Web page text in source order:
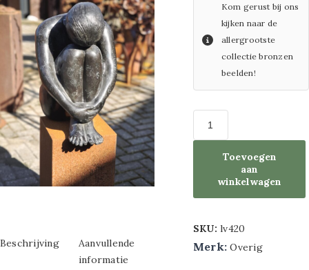
Zijden
boeketten
Overige
artikelen
ACTIE
kasten en
Tafels
Sport
decoratie
3D schilderijen
metaal maat
Overige maten 3D
schilderijen metaal
Glasschilderijen
Ledverlichting
Beschrijving
Aanvullende
informatie
Kom gerust bij ons
kijken naar de
allergrootste
collectie bronzen
beelden!
Toevoegen
aan
winkelwagen
SKU:lv420
Merk:Overig